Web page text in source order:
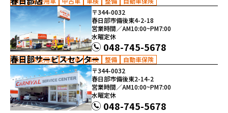
〒344-0032
春日部市備後東4-2-18
営業時間／AM10:00~PM7:00
水曜定休
048-745-5678
新車 未使用車 中古車 車検 整備 自動車保険
春日部サービスセンター
〒344-0032
春日部市備後東2-14-2
営業時間／AM10:00~PM7:00
水曜定休
048-745-5678